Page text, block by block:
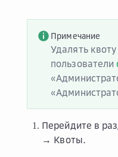
Примечание
Удалять
пользователи
Перейдите в
→ Квоты.